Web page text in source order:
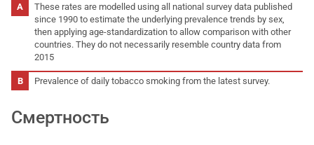
These rates are modelled using all national survey data published
since 1990 to estimate the underlying prevalence trends by sex,
then applying age-standardization to allow comparison with other
countries. They do not necessarily resemble country data from
2015
Prevalence of daily tobacco smoking from the latest survey.
Смертность